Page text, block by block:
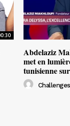
Abdelaziz
met en
tunisienne
Challenges